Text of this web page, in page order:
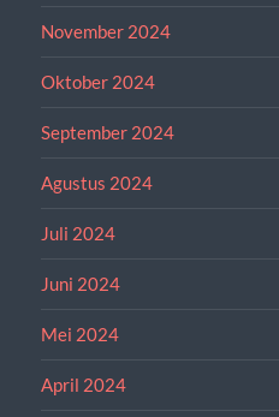
November 2024
Oktober 2024
September 2024
Agustus 2024
Juli 2024
Juni 2024
Mei 2024
April 2024